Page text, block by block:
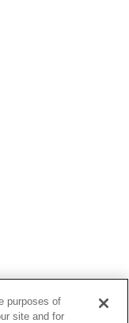
purposes of
site and for